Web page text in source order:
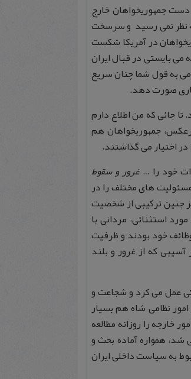
جمهوریخواهان خارج
به نظر نمی رسید و سرسخت
در آمریکا شکست
بایستی در قبال ایران
به قول شما چنان سریع
صورت دهد.
جائی که من اطلاع دارم
جمهوریخواهان هم
اختیار می گذاشتند.
غرور و سقوط
های مختلف را در
چنین ترکیبی از شخصیت
استثنائی، مردانی با
وظائف خود بودند و ظرفیت
که از غرور و بلند
عمل می کرد و شجاعت و
نظامی شاه هم بسیار
خارجه را روزانه مطالعه
شد، همواره آماده بحث و
به سیاست داخلی ایران